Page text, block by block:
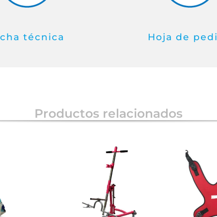
técnica Hoja de
Productos relacionados